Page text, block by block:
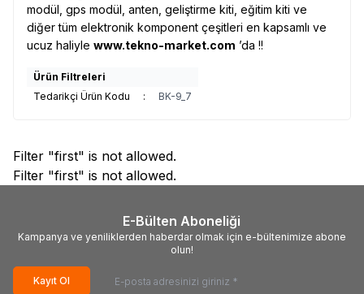
modül, gps modül, anten, geliştirme kiti, eğitim kiti ve
diğer tüm elektronik komponent çeşitleri en kapsamlı ve
ucuz haliyle www.tekno-market.com ’da !!
Ürün Filtreleri
Tedarikçi Ürün Kodu
: BK-9_7
Filter "first" is not allowed.
Filter "first" is not allowed.
E-Bülten Aboneliği
Kampanya ve yeniliklerden haberdar olmak için e-bültenimize abone
olun!
Kayıt Ol